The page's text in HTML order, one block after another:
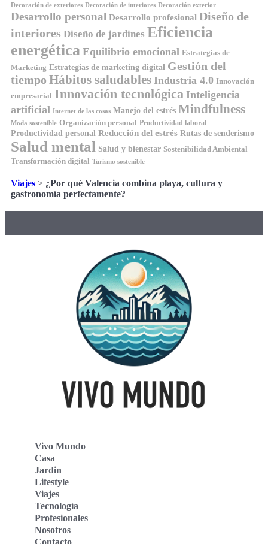
Decoración de exteriores Decoración de interiores Decoración exterior
Desarrollo personal Desarrollo profesional Diseño de
interiores Diseño de jardines Eficiencia
energética Equilibrio emocional Estrategias de
Marketing Estrategias de marketing digital Gestión del
tiempo Hábitos saludables Industria 4.0 Innovación
empresarial Innovación tecnológica Inteligencia
artificial Internet de las cosas Manejo del estrés Mindfulness
Moda sostenible Organización personal Productividad laboral
Productividad personal Reducción del estrés Rutas de senderismo
Salud mental Salud y bienestar Sostenibilidad Ambiental
Transformación digital Turismo sostenible
Viajes > ¿Por qué Valencia combina playa, cultura y
gastronomía perfectamente?
Vivo Mundo
Casa
Jardin
Lifestyle
Viajes
Tecnología
Profesionales
Nosotros
Contacto